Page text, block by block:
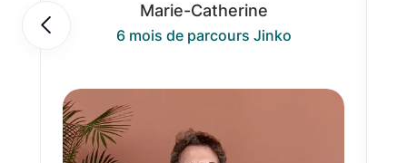
Marie-Catherine
6 mois de parcours Jinko
